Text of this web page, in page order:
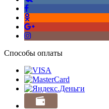
Способы оплаты